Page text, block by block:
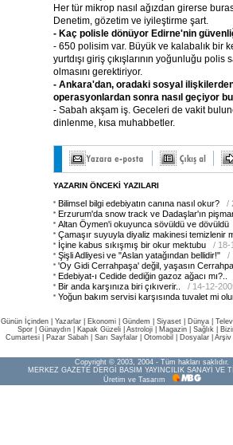
Her tür mikrop nasıl ağızdan girerse
Denetim, gözetim ve iyileştirme şart.
- Kaç polisle dönüyor Edirne'nin
- 650 polisim var. Büyük ve kalabalık bir
yurtdışı giriş çıkışlarının yoğunluğu polis
olmasını gerektiriyor.
- Ankara'dan, oradaki sosyal
operasyonlardan sonra nasıl geçiyor
- Sabah akşam iş. Geceleri de vakit
dinlenme, kısa muhabbetler.
YAZARIN ÖNCEKİ YAZILARI
Bilimsel bilgi edebiyatın canına nasıl okur?
/
Erzurum'da snow track ve Dadaşlar'ın
Altan Öymen'i okuyunca sövüldü ve dövüldü
Çamaşır suyuyla diyaliz makinesi temizlenir
İçine kabus sıkışmış bir okur mektubu
/ 18-
Şişli Adliyesi ve "Aslan yatağından bellidir!"
/
'Oy Gidi Cerrahpaşa' değil, yaşasın
Edebiyat-ı Cedide dediğin gazoz ağacı mı?..
Bir anda karşınıza biri çıkıverir..
/ 14-12-
Yoğun bakım servisi karşısında tuvalet mi
Günün İçinden Yazarlar Ekonomi Gündem Siyaset Dünya |
Spor
Günaydın Kapak Güzeli Astroloji Magazin Sağlık
Cumartesi
Pazar Sabah Sarı Sayfalar Otomobil Dosyalar Arşiv
Copyright © 2003, 2004 - Tüm hakları saklıdır.
MERKEZ GAZETE DERGİ BASIM YAYINCILIK SANAYİ VE
Üretim ve Tasarım